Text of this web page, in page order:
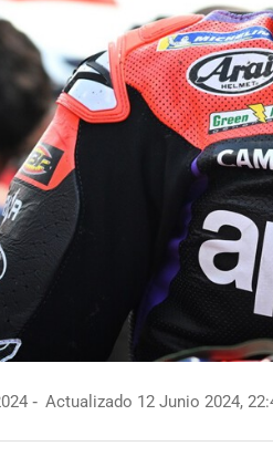
Actualizado 12 Junio 2024,